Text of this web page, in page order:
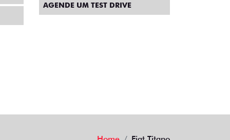
AGENDE UM TEST DRIVE